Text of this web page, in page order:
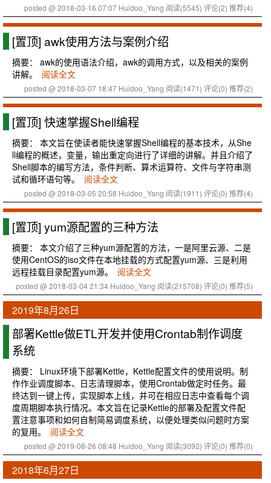
posted @ 2018-03-16 07:07 Huidoo_Yang 阅读(5545) 评论(2) 推荐(4)
[置顶] awk使用方法与案例介绍
摘要： awk的使用语法介绍，awk的调用方式，以及相关的案例
讲解。
阅读全文
posted @ 2018-03-07 18:47 Huidoo_Yang 阅读(1471) 评论(0) 推荐(2)
[置顶] 快速掌握Shell编程
摘要： 本文旨在使读者能快速掌握Shell编程的基本技术，从She
ll编程的概述，变量，输出重定向进行了详细的讲解。并且介绍了
Shell脚本的编写方法，条件判断、算术运算符、文件与字符串测
试和循环语句等。
阅读全文
posted @ 2018-03-05 20:58 Huidoo_Yang 阅读(1911) 评论(0) 推荐(4)
[置顶] yum源配置的三种方法
摘要： 本文介绍了三种yum源配置的方法，一是阿里云源、二是
使用CentOS的iso文件在本地挂载的方式配置yum源、三是利用
远程挂载目录配置yum源。
阅读全文
posted @ 2018-03-04 21:34 Huidoo_Yang 阅读(215708) 评论(0) 推荐(5)
2019年8月26日
部署Kettle做ETL开发并使用Crontab制作调度
系统
摘要： Linux环境下部署Kettle，Kettle配置文件的使用说明。制
作作业调度脚本、日志清理脚本，使用Crontab做定时任务。最
终达到一键上传，实现脚本上线，并可在相应日志中查看每个调
度周期脚本执行情况。本文旨在记录Kettle的部署及配置文件配
置注意事项和如何自制简易调度系统，以便处理类似问题时方案
的复用。
阅读全文
posted @ 2019-08-26 08:48 Huidoo_Yang 阅读(3092) 评论(0) 推荐(0)
2018年6月27日